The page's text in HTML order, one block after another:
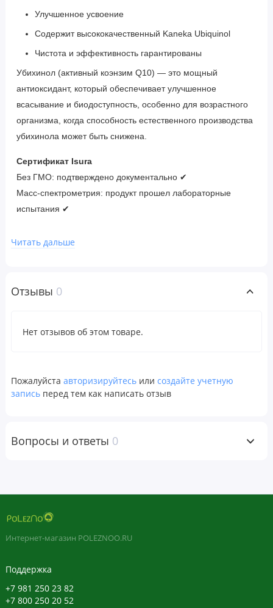
Улучшенное усвоение
Содержит высококачественный Kaneka Ubiquinol
Чистота и эффективность гарантированы
Убихинол (активный коэнзим Q10) — это мощный
антиоксидант, который обеспечивает улучшенное
всасывание и биодоступность, особенно для возрастного
организма, когда способность естественного производства
убихинола может быть снижена.
Сертификат Isura
Без ГМО: подтверждено документально ✔
Масс-спектрометрия: продукт прошел лабораторные
испытания ✔
Рекомендации по применению
Мягкая таблетка (желатин, глицерин, очищенная вода,
без ГМО).
Не содержит искусственных красителей, консервантов,
моллюсков, соли, древесные орехи, ГМО.
(GMP), разработанными Управлением по санитарному
надзору за качеством пищевых продуктов и медикаментов
Хранить в недоступном для детей месте.
Читать дальше
Отзывы 0
Нет отзывов об этом товаре.
Пожалуйста авторизируйтесь или создайте учетную
запись перед тем как написать отзыв
Вопросы и ответы 0
Интернет-магазин POLEZNOO.RU
Поддержка
+7 981 250 23 82
+7 800 250 20 52